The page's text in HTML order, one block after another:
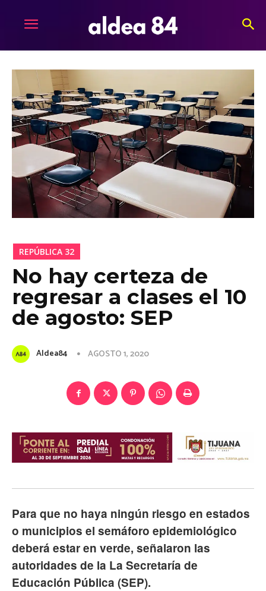
REPÚBLICA 32
No hay certeza de
regresar a clases el 10
de agosto: SEP
Aldea84 AGOSTO 1, 2020
Para que no haya ningún riesgo en estados
o municipios el semáforo epidemiológico
deberá estar en verde, señalaron las
autoridades de la La Secretaría de
Educación Pública (SEP).